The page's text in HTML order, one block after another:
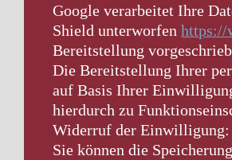
Google verarbeitet Ihre
Shield unterworfenhttps://
Bereitstellung
Die Bereitstellung Ihrer
auf Basis Ihrer
hierdurch zu
Widerruf der Einwilligung:
Sie können die